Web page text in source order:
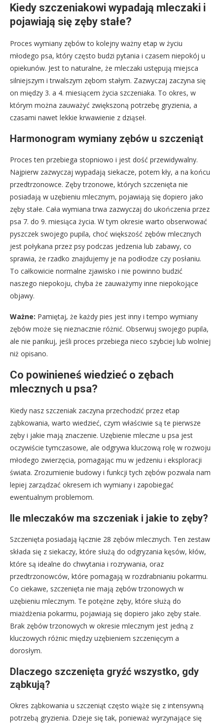
Kiedy szczeniakowi wypadają mleczaki i
pojawiają się zęby stałe?
Proces wymiany zębów to kolejny ważny etap w życiu
młodego psa, który często budzi pytania i czasem niepokój u
opiekunów. Jest to naturalne, że mleczaki ustępują miejsca
silniejszym i trwalszym zębom stałym. Zazwyczaj zaczyna się
on między 3. a 4. miesiącem życia szczeniaka. To okres, w
którym można zauważyć zwiększoną potrzebę gryzienia, a
czasami nawet lekkie krwawienie z dziąseł.
Harmonogram wymiany zębów u szczeniąt
Proces ten przebiega stopniowo i jest dość przewidywalny.
Najpierw zazwyczaj wypadają siekacze, potem kły, a na końcu
przedtrzonowce. Zęby trzonowe, których szczenięta nie
posiadają w uzębieniu mlecznym, pojawiają się dopiero jako
zęby stałe. Cała wymiana trwa zazwyczaj do ukończenia przez
psa 7. do 9. miesiąca życia. W tym okresie warto obserwować
pyszczek swojego pupila, choć większość zębów mlecznych
jest połykana przez psy podczas jedzenia lub zabawy, co
sprawia, że rzadko znajdujemy je na podłodze czy posłaniu.
To całkowicie normalne zjawisko i nie powinno budzić
naszego niepokoju, chyba że zauważymy inne niepokojące
objawy.
Ważne: Pamiętaj, że każdy pies jest inny i tempo wymiany
zębów może się nieznacznie różnić. Obserwuj swojego pupila,
ale nie panikuj, jeśli proces przebiega nieco szybciej lub wolniej
niż opisano.
Co powinieneś wiedzieć o zębach
mlecznych u psa?
Kiedy nasz szczeniak zaczyna przechodzić przez etap
ząbkowania, warto wiedzieć, czym właściwie są te pierwsze
zęby i jakie mają znaczenie. Uzębienie mleczne u psa jest
oczywiście tymczasowe, ale odgrywa kluczową rolę w rozwoju
młodego zwierzęcia, pomagając mu w jedzeniu i eksploracji
świata. Zrozumienie budowy i funkcji tych zębów pozwala nam
lepiej zarządzać okresem ich wymiany i zapobiegać
ewentualnym problemom.
Ile mleczaków ma szczeniak i jakie to zęby?
Szczenięta posiadają łącznie 28 zębów mlecznych. Ten zestaw
składa się z siekaczy, które służą do odgryzania kęsów, kłów,
które są idealne do chwytania i rozrywania, oraz
przedtrzonowców, które pomagają w rozdrabnianiu pokarmu.
Co ciekawe, szczenięta nie mają zębów trzonowych w
uzębieniu mlecznym. Te potężne zęby, które służą do
miażdżenia pokarmu, pojawiają się dopiero jako zęby stałe.
Brak zębów trzonowych w okresie mlecznym jest jedną z
kluczowych różnic między uzębieniem szczenięcym a
dorosłym.
Dlaczego szczenięta gryźć wszystko, gdy
ząbkują?
Okres ząbkowania u szczeniąt często wiąże się z intensywną
potrzebą gryzienia. Dzieje się tak, ponieważ wyrzynające się